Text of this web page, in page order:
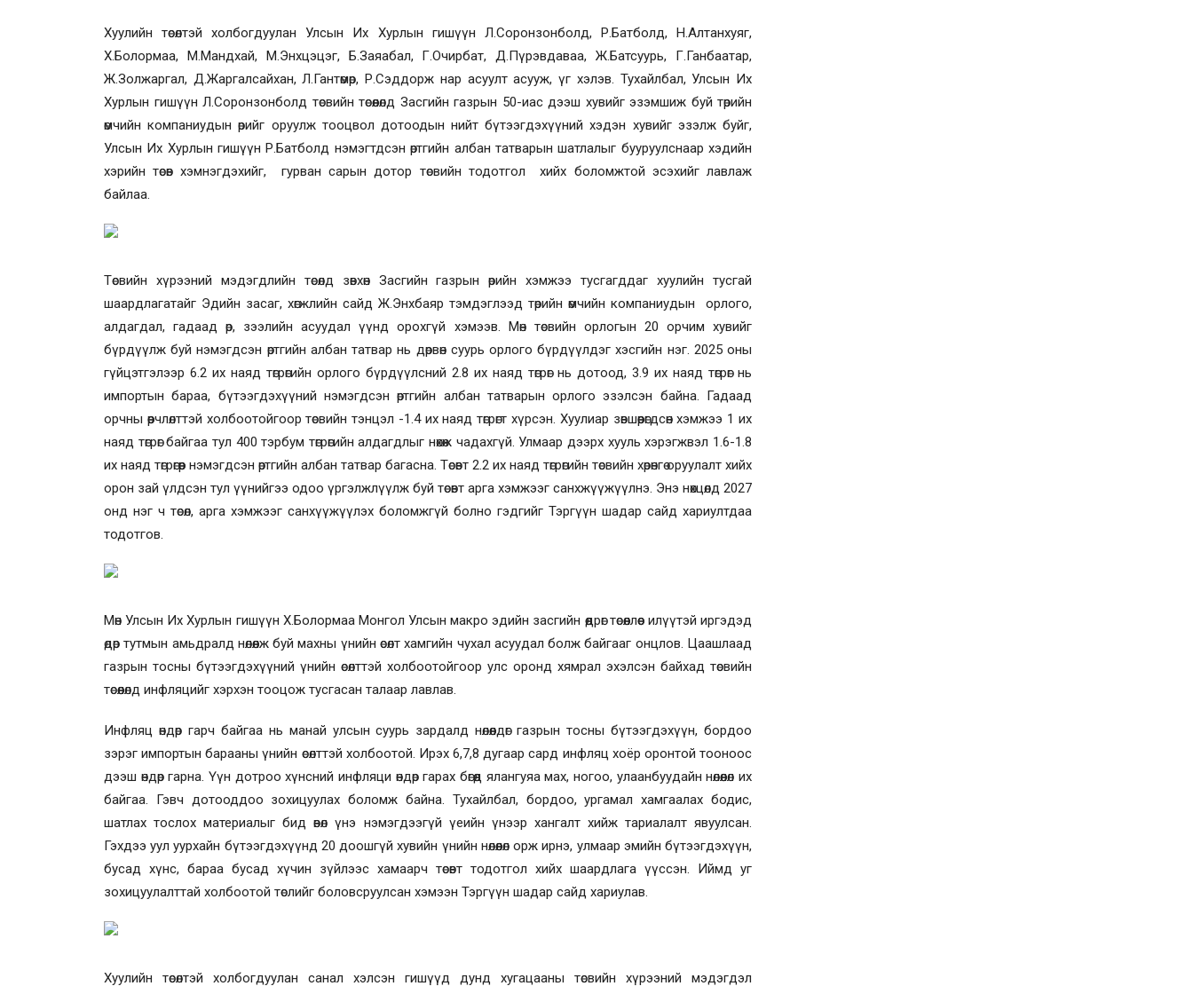
Хуулийн төсөлтэй холбогдуулан Улсын Их Хурлын гишүүн Л.Соронзонболд, Р.Батболд, Н.Алтанхуяг,
Х.Болормаа, М.Мандхай, М.Энхцэцэг, Б.Заяабал, Г.Очирбат, Д.Пүрэвдаваа, Ж.Батсуурь, Г.Ганбаатар,
Ж.Золжаргал, Д.Жаргалсайхан, Л.Гантөмөр, Р.Сэддорж нар асуулт асууж, үг хэлэв. Тухайлбал, Улсын Их
Хурлын гишүүн Л.Соронзонболд төсвийн төсөөлөлд Засгийн газрын 50-иас дээш хувийг эзэмшиж буй төрийн
өмчийн компаниудын өрийг оруулж тооцвол дотоодын нийт бүтээгдэхүүний хэдэн хувийг эзэлж буйг,
Улсын Их Хурлын гишүүн Р.Батболд нэмэгтдсэн өртгийн албан татварын шатлалыг бууруулснаар хэдийн
хэрийн төсөв хэмнэгдэхийг, гурван сарын дотор төсвийн тодотгол хийх боломжтой эсэхийг лавлаж
байлаа.
Төсвийн хүрээний мэдэгдлийн төсөлд зөвхөн Засгийн газрын өрийн хэмжээ тусгагддаг хуулийн тусгай
шаардлагатайг Эдийн засаг, хөгжлийн сайд Ж.Энхбаяр тэмдэглээд төрийн өмчийн компаниудын орлого,
алдагдал, гадаад өр, зээлийн асуудал үүнд орохгүй хэмээв. Мөн төсвийн орлогын 20 орчим хувийг
бүрдүүлж буй нэмэгдсэн өртгийн албан татвар нь дөрвөн суурь орлого бүрдүүлдэг хэсгийн нэг. 2025 оны
гүйцэтгэлээр 6.2 их наяд төгрөгийн орлого бүрдүүлсний 2.8 их наяд төгрөг нь дотоод, 3.9 их наяд төгрөг нь
импортын бараа, бүтээгдэхүүний нэмэгдсэн өртгийн албан татварын орлого эзэлсэн байна. Гадаад
орчны өөрчлөлттэй холбоотойгоор төсвийн тэнцэл -1.4 их наяд төгрөгт хүрсэн. Хуулиар зөвшөөрөгдсөн хэмжээ 1 их
наяд төгрөг байгаа тул 400 тэрбум төгрөгийн алдагдлыг нөхөж чадахгүй. Улмаар дээрх хууль хэрэгжвэл 1.6-1.8
их наяд төгрөгөөр нэмэгдсэн өртгийн албан татвар багасна. Төсөвт 2.2 их наяд төгрөгийн төсвийн хөрөнгө оруулалт хийх
орон зай үлдсэн тул үүнийгээ одоо үргэлжлүүлж буй төсөвт арга хэмжээг санхжүүжүүлнэ. Энэ нөхцөлд 2027
онд нэг ч төсөл, арга хэмжээг санхүүжүүлэх боломжгүй болно гэдгийг Тэргүүн шадар сайд хариултдаа
тодотгов.
Мөн Улсын Их Хурлын гишүүн Х.Болормаа Монгол Улсын макро эдийн засгийн өөдрөг төсөөллөөс илүүтэй иргэдэд
өдөр тутмын амьдралд нөлөөлж буй махны үнийн өсөлт хамгийн чухал асуудал болж байгааг онцлов. Цаашлаад
газрын тосны бүтээгдэхүүний үнийн өсөлттэй холбоотойгоор улс оронд хямрал эхэлсэн байхад төсвийн
төсөөлөлд инфляцийг хэрхэн тооцож тусгасан талаар лавлав.
Инфляц өндөр гарч байгаа нь манай улсын суурь зардалд нөлөөлдөг газрын тосны бүтээгдэхүүн, бордоо
зэрэг импортын барааны үнийн өсөлттэй холбоотой. Ирэх 6,7,8 дугаар сард инфляц хоёр оронтой тооноос
дээш өндөр гарна. Үүн дотроо хүнсний инфляци өндөр гарах бөгөөд ялангуяа мах, ногоо, улаанбуудайн нөлөөлөл их
байгаа. Гэвч дотооддоо зохицуулах боломж байна. Тухайлбал, бордоо, ургамал хамгаалах бодис,
шатлах тослох материалыг бид өвөл үнэ нэмэгдээгүй үеийн үнээр хангалт хийж тариалалт явуулсан.
Гэхдээ уул уурхайн бүтээгдэхүүнд 20 доошгүй хувийн үнийн нөлөөлөл орж ирнэ, улмаар эмийн бүтээгдэхүүн,
бусад хүнс, бараа бусад хүчин зүйлээс хамаарч төсөвт тодотгол хийх шаардлага үүссэн. Иймд уг
зохицуулалттай холбоотой төслийг боловсруулсан хэмээн Тэргүүн шадар сайд хариулав.
Хуулийн төсөлтэй холбогдуулан санал хэлсэн гишүүд дунд хугацааны төсвийн хүрээний мэдэгдэл